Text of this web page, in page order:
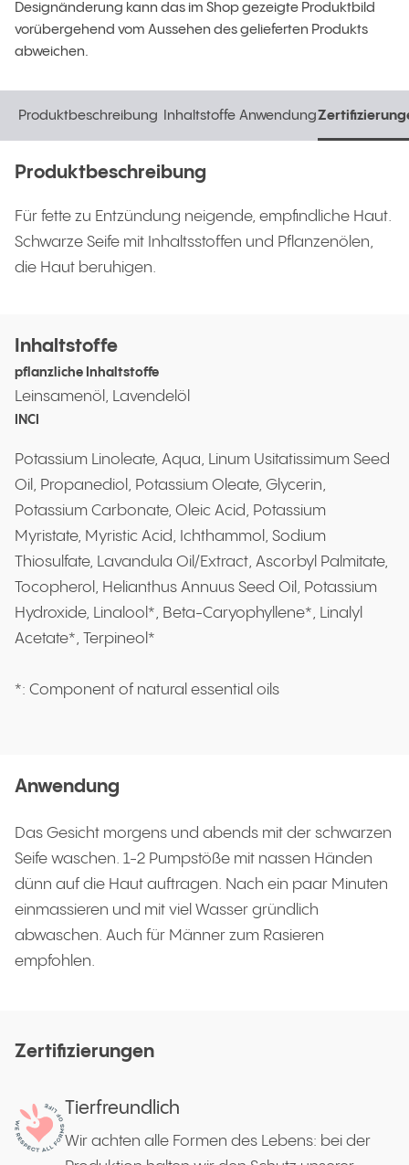
Designänderung kann das im Shop gezeigte Produktbild
vorübergehend vom Aussehen des gelieferten Produkts
abweichen.
Produktbeschreibung
Produktbeschreibung
Inhaltstoffe
Inhaltstoffe
Anwendung
Anwendung
Produktbeschreibung
Für fette zu Entzündung neigende, empfindliche Haut.
Schwarze Seife mit Inhaltsstoffen und Pflanzenölen,
die Haut beruhigen.
Inhaltstoffe
pflanzliche Inhaltstoffe
Leinsamenöl, Lavendelöl
INCI
Potassium Linoleate, Aqua, Linum Usitatissimum Seed
Oil, Propanediol, Potassium Oleate, Glycerin,
Potassium Carbonate, Oleic Acid, Potassium
Myristate, Myristic Acid, Ichthammol, Sodium
Thiosulfate, Lavandula Oil/Extract, Ascorbyl Palmitate,
Tocopherol, Helianthus Annuus Seed Oil, Potassium
Hydroxide, Linalool*, Beta-Caryophyllene*, Linalyl
Acetate*, Terpineol*
*: Component of natural essential oils
Anwendung
Das Gesicht morgens und abends mit der schwarzen
Seife waschen. 1-2 Pumpstöße mit nassen Händen
dünn auf die Haut auftragen. Nach ein paar Minuten
einmassieren und mit viel Wasser gründlich
abwaschen. Auch für Männer zum Rasieren
empfohlen.
Zertifizierungen
Tierfreundlich
Wir achten alle Formen des Lebens: bei der